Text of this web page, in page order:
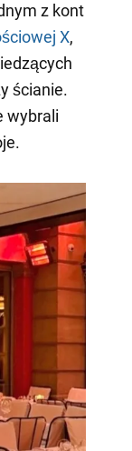
z kont
X,
ścianie.
wybrali